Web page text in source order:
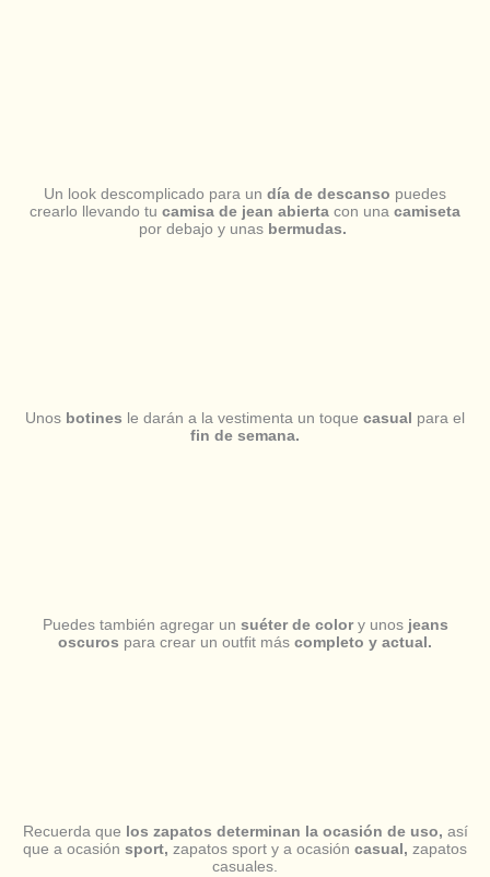
Un look descomplicado para un día de descanso puedes
crearlo llevando tu camisa de jean abierta con una camiseta
por debajo y unas bermudas.
Unos botines le darán a la vestimenta un toque casual para el
fin de semana.
Puedes también agregar un suéter de colory unos jeans
oscuros para crear un outfit más completo y actual.
Recuerda que los zapatos determinan la ocasión de uso, así
que a ocasión sport, zapatos sport y a ocasión casual, zapatos
casuales.